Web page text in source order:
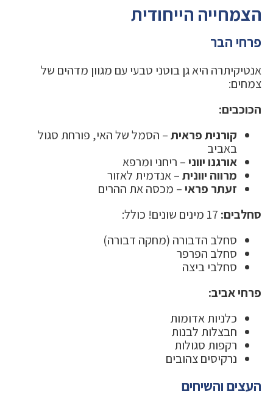
הצמחייה הייחודית
פרחי הבר
אנטיקיתרה היא גן בוטני טבעי עם מגוון מדהים של
צמחים:
הכוכבים:
קורנית פראית– הסמל של האי, פורחת סגול
באביב
אורגנו יווני– ריחני ומרפא
מרווה יוונית– אנדמית לאזור
זעתר פראי– מכסה את ההרים
סחלבים:
סחלב הדבורה (מחקה דבורה)
סחלב הפרפר
סחלבי ביצה
פרחי אביב:
כלניות אדומות
חבצלות לבנות
רקפות סגולות
נרקיסים צהובים
העצים והשיחים